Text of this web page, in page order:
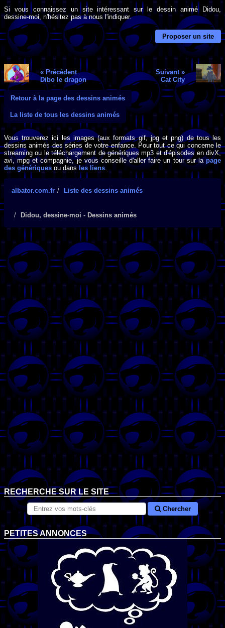
Si vous connaissez un site intéressant sur le dessin animé Didou,
dessine-moi, n'hésitez pas à nous l'indiquer.
Proposer un site
« Précédent
Dibo le dragon
Suivant »
Cat City
Retour à la page des dessins animés
La liste de tous les dessins animés
Vous trouverez ici les images (aux formats gif, jpg et png) de tous les
dessins animés des séries de votre enfance. Pour tout ce qui concerne le
streaming ou le téléchargement de génériques mp3 et d'épisodes en divX,
avi, mpg et compagnie, je vous conseille d'aller faire un tour sur la page
des génériques ou dans les liens
albator.com.fr Liste des dessins animés
Didou, dessine-moi - Dessins animés
RECHERCHE SUR LE SITE
Chercher
PETITES ANNONCES